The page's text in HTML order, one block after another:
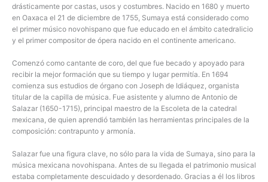
drásticamente por castas, usos y costumbres. Nacido en 1680 y muerto
en Oaxaca el 21 de diciembre de 1755, Sumaya está considerado como
el primer músico novohispano que fue educado en el ámbito catedralicio
y el primer compositor de ópera nacido en el continente americano.
Comenzó como cantante de coro, del que fue becado y apoyado para
recibir la mejor formación que su tiempo y lugar permitía. En 1694
comienza sus estudios de órgano con Joseph de Idiáquez, organista
titular de la capilla de música. Fue asistente y alumno de Antonio de
Salazar (1650-1715), principal maestro de la Escoleta de la catedral
mexicana, de quien aprendió también las herramientas principales de la
composición: contrapunto y armonía.
Salazar fue una figura clave, no sólo para la vida de Sumaya, sino para la
música mexicana novohispana. Antes de su llegada el patrimonio musical
estaba completamente descuidado y desordenado. Gracias a él los libros